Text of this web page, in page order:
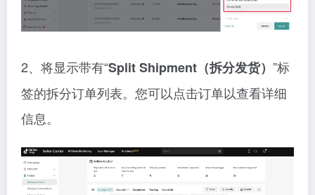
2、将显示带有“Split Shipment（拆分发货） ”标
签的拆分订单列表。您可以点击订单以查看详细
信息。